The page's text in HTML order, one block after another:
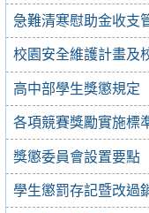
急難清寒慰助金收支
校園安全維護計畫及
高中部學生獎懲規定
各項競賽獎勵實施標
獎懲委員會設置要點
學生懲罰存記暨改過